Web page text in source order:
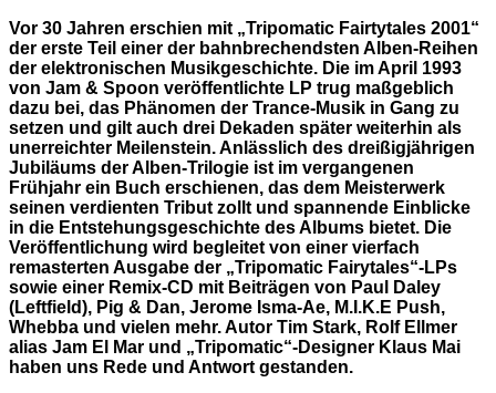
Vor 30 Jahren erschien mit „Tripomatic Fairtytales 2001“
der erste Teil einer der bahnbrechendsten Alben-Reihen
der elektronischen Musikgeschichte. Die im April 1993
von Jam & Spoon veröffentlichte LP trug maßgeblich
dazu bei, das Phänomen der Trance-Musik in Gang zu
setzen und gilt auch drei Dekaden später weiterhin als
unerreichter Meilenstein. Anlässlich des dreißigjährigen
Jubiläums der Alben-Trilogie ist im vergangenen
Frühjahr ein Buch erschienen, das dem Meisterwerk
seinen verdienten Tribut zollt und spannende Einblicke
in die Entstehungsgeschichte des Albums bietet. Die
Veröffentlichung wird begleitet von einer vierfach
remasterten Ausgabe der „Tripomatic Fairytales“-LPs
sowie einer Remix-CD mit Beiträgen von Paul Daley
(Leftfield), Pig & Dan, Jerome Isma-Ae, M.I.K.E Push,
Whebba und vielen mehr. Autor Tim Stark, Rolf Ellmer
alias Jam El Mar und „Tripomatic“-Designer Klaus Mai
haben uns Rede und Antwort gestanden.